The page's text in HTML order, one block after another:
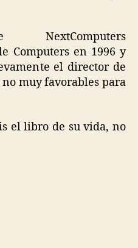
NextComputers
Computers en 1996 y
el director de
muy favorables para
el libro de su vida, no